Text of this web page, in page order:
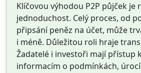
Klíčovou výhodou P2P půjček je
jednoduchost. Celý proces, od
připsání peněz na účet, může
i méně. Důležitou roli hraje
Žadatelé i investoři mají přístup
informacím o podmínkách,